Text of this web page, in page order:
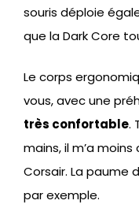
souris déploie
que la Dark Core
Le corps
vous, avec une
très confortable.
mains, il m’a
Corsair. La paume
par exemple.